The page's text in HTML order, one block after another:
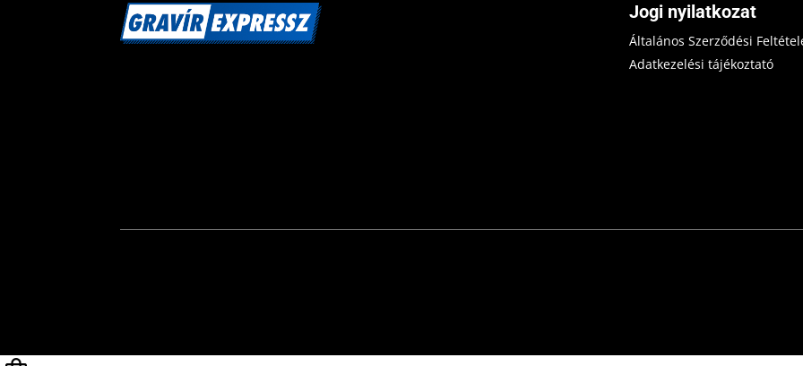
Jogi nyilatkozat
Általános Szerződési
Adatkezelési tájékoztató